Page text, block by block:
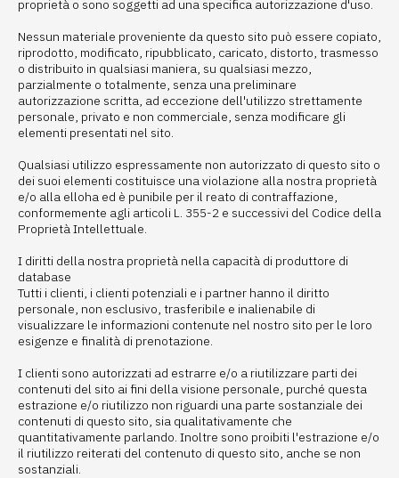
proprietà o sono soggetti ad una specifica autorizzazione d'uso.
Nessun materiale proveniente da questo sito può essere copiato,
riprodotto, modificato, ripubblicato, caricato, distorto, trasmesso
o distribuito in qualsiasi maniera, su qualsiasi mezzo,
parzialmente o totalmente, senza una preliminare
autorizzazione scritta, ad eccezione dell'utilizzo strettamente
personale, privato e non commerciale, senza modificare gli
elementi presentati nel sito.
Qualsiasi utilizzo espressamente non autorizzato di questo sito o
dei suoi elementi costituisce una violazione alla nostra proprietà
e/o alla elloha ed è punibile per il reato di contraffazione,
conformemente agli articoli L. 355-2 e successivi del Codice della
Proprietà Intellettuale.
I diritti della nostra proprietà nella capacità di produttore di
database
Tutti i clienti, i clienti potenziali e i partner hanno il diritto
personale, non esclusivo, trasferibile e inalienabile di
visualizzare le informazioni contenute nel nostro sito per le loro
esigenze e finalità di prenotazione.
I clienti sono autorizzati ad estrarre e/o a riutilizzare parti dei
contenuti del sito ai fini della visione personale, purché questa
estrazione e/o riutilizzo non riguardi una parte sostanziale dei
contenuti di questo sito, sia qualitativamente che
quantitativamente parlando. Inoltre sono proibiti l'estrazione e/o
il riutilizzo reiterati del contenuto di questo sito, anche se non
sostanziali.